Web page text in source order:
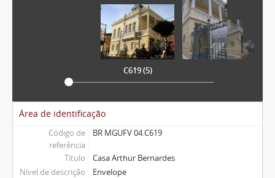
C619 (5)
Área de identificação
Código de
referência
BR MGUFV 04.C619
Título
Casa Arthur Bernardes
Nível de descrição
Envelope